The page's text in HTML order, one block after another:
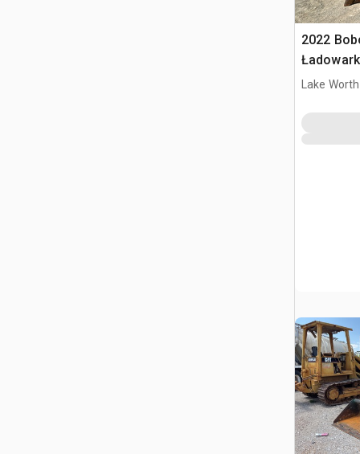
2022
burtowym
Lake